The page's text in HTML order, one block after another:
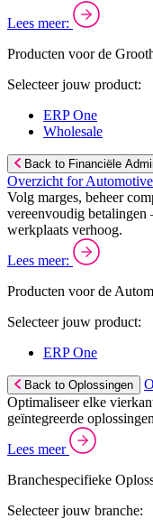
Lees meer:
Producten voor de
Selecteer jouw product:
ERP One
Wholesale
Back to Financiële
Overzicht for Automotive
Volg marges, beheer
vereenvoudig
werkplaats verhoog.
Lees meer:
Producten voor de
Selecteer jouw product:
ERP One
Back to Oplossingen
Optimaliseer elke
geïntegreerde
Lees meer
Branchespecifieke
Selecteer jouw branche: